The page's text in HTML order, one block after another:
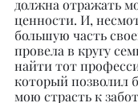
должна отражать
ценности. И,
большую часть
провела в кругу
найти тот
который позволил
мою страсть к